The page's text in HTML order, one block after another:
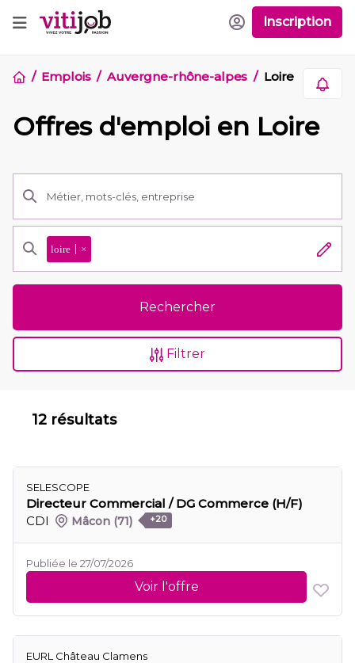
Inscription
Emplois Auvergne-rhône-alpes Loire
Offres d'emploi en Loire
loire ×
Rechercher
Filtrer
12 résultats
SELESCOPE
Directeur Commercial / DG Commerce (H/F)
CDI
Mâcon (71) +20
Publiée le 27/07/2026
Voir l'offre
EURL Château Clamens